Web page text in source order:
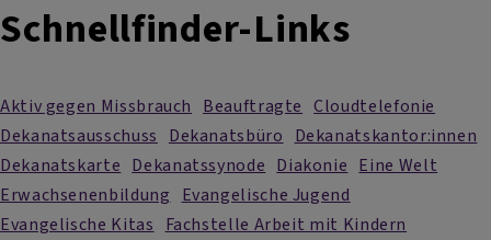
Schnellfinder-Links
Aktiv gegen Missbrauch Beauftragte Cloudtelefonie
Dekanatsausschuss
Dekanatsbüro
Dekanatskantor:innen
Dekanatskarte Dekanatssynode Diakonie Eine Welt
Erwachsenenbildung
Evangelische Jugend
Evangelische Kitas
Fachstelle Arbeit mit Kindern